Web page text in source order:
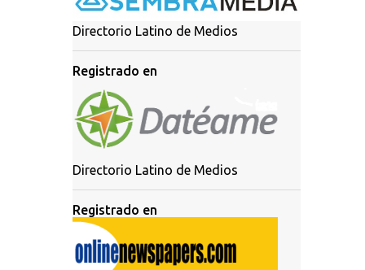
Directorio Latino de Medios
Registrado en
Directorio Latino de Medios
Registrado en